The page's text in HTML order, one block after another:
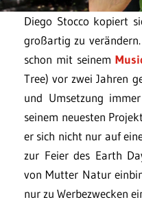
Diego Stocco kopiert
großartig zu
schon mit seinem
Tree) vor zwei Jahren
und Umsetzung
seinem neuesten
er sich nicht nur auf
zur Feier des Earth
von Mutter Natur
nur zu Werbezwecken